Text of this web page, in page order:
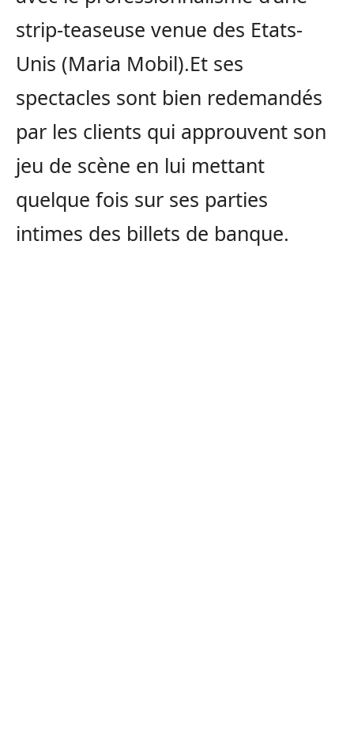
strip-teaseuse venue des Etats-
Unis (Maria Mobil).Et ses
spectacles sont bien redemandés
par les clients qui approuvent son
jeu de scène en lui mettant
quelque fois sur ses parties
intimes des billets de banque.